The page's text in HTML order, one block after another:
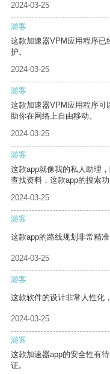
2024-03-25
游客
这款加速器VPM应用程序已
护。
2024-03-25
游客
这款加速器VPM应用程序可
助你在网络上自由移动。
2024-03-25
游客
这款app就像我的私人助理
查找资料，这款app的搜索
2024-03-25
游客
这款app的路线规划非常精
2024-03-25
游客
这款软件的设计非常人性化
2024-03-25
游客
这款加速器app的安全性有
证。